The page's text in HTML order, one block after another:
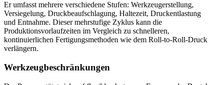
Er umfasst mehrere verschiedene Stufen: Werkzeugerstellung,
Versiegelung, Druckbeaufschlagung, Haltezeit, Druckentlastung
und Entnahme. Dieser mehrstufige Zyklus kann die
Produktionsvorlaufzeiten im Vergleich zu schnelleren,
kontinuierlichen Fertigungsmethoden wie dem Roll-to-Roll-Druck
verlängern.
Werkzeugbeschränkungen